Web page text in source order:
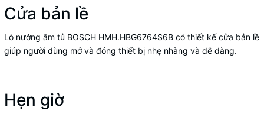
Cửa bản lề
Lò nướng âm tủ BOSCH HMH.HBG6764S6B có thiết kế cửa bản lề
giúp người dùng mở và đóng thiết bị nhẹ nhàng và dễ dàng.
Hẹn giờ